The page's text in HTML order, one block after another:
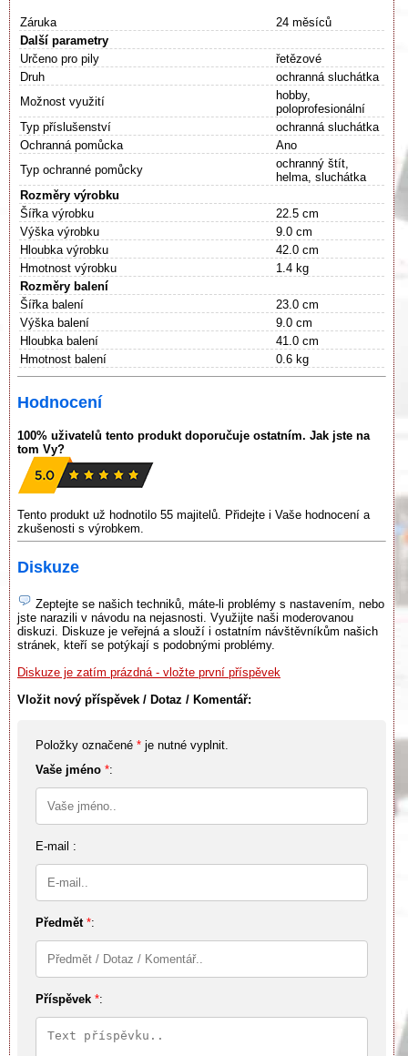
Záruka
24 měsíců
Další parametry
Určeno pro pily
řetězové
Druh
ochranná sluchátka
Možnost využití
hobby,
poloprofesionální
Typ příslušenství
ochranná sluchátka
Ochranná pomůcka
Ano
Typ ochranné pomůcky
ochranný štít,
helma, sluchátka
Rozměry výrobku
Šířka výrobku
22.5 cm
Výška výrobku
9.0 cm
Hloubka výrobku
42.0 cm
Hmotnost výrobku
1.4 kg
Rozměry balení
Šířka balení
23.0 cm
Výška balení
9.0 cm
Hloubka balení
41.0 cm
Hmotnost balení
0.6 kg
Hodnocení
100% uživatelů tento produkt doporučuje ostatním. Jak jste na
tom Vy?
Tento produkt už hodnotilo 55 majitelů. Přidejte i Vaše hodnocení a
zkušenosti s výrobkem.
Diskuze
Zeptejte se našich techniků, máte-li problémy s nastavením, nebo
jste narazili v návodu na nejasnosti. Využijte naši moderovanou
diskuzi. Diskuze je veřejná a slouží i ostatním návštěvníkům našich
stránek, kteří se potýkají s podobnými problémy.
Diskuze je zatím prázdná - vložte první příspěvek
Vložit nový příspěvek / Dotaz / Komentář:
Položky označené * je nutné vyplnit.
Vaše jméno *:
E-mail :
Předmět *:
Příspěvek *: